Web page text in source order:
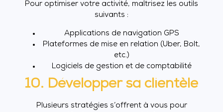
Pour optimiser votre activité, maîtrisez les outils
suivants :
Applications de navigation GPS
Plateformes de mise en relation (Uber, Bolt,
etc.)
Logiciels de gestion et de comptabilité
10. Développer sa clientèle
Plusieurs stratégies s’offrent à vous pour